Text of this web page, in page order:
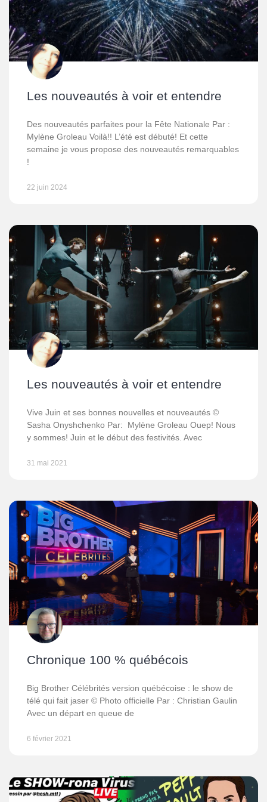
Les nouveautés à voir et entendre
Des nouveautés parfaites pour la Fête Nationale Par :
Mylène Groleau Voilà!! L’été est débuté! Et cette
semaine je vous propose des nouveautés remarquables
!
22 juin 2024
Les nouveautés à voir et entendre
Vive Juin et ses bonnes nouvelles et nouveautés ©
Sasha Onyshchenko Par: Mylène Groleau Ouep! Nous
y sommes! Juin et le début des festivités. Avec
31 mai 2021
Chronique 100 % québécois
Big Brother Célébrités version québécoise : le show de
télé qui fait jaser © Photo officielle Par : Christian Gaulin
Avec un départ en queue de
6 février 2021